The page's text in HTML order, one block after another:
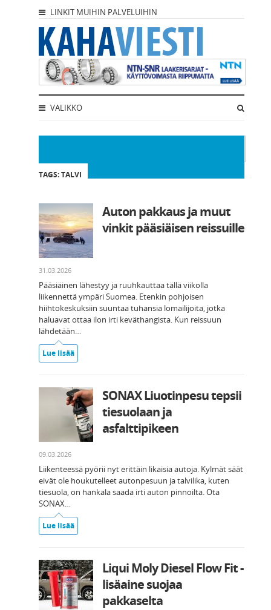
LINKIT MUIHIN PALVELUIHIN
VALIKKO
TAGS: TALVI
Auton pakkaus ja muut
vinkit pääsiäisen reissuille
31.03.2026
Pääsiäinen lähestyy ja ruuhkauttaa tällä viikolla
liikennettä ympäri Suomea. Etenkin pohjoisen
hiihtokeskuksiin suuntaa tuhansia lomailijoita, jotka
haluavat ottaa ilon irti keväthangista. Kun reissuun
lähdetään…
Lue lisää
SONAX Liuotinpesu tepsii
tiesuolaan ja
asfalttipikeen
09.03.2026
Liikenteessä pyörii nyt erittäin likaisia autoja. Kylmät säät
eivät ole houkutelleet autonpesuun ja talvilika, kuten
tiesuola, on hankala saada irti auton pinnoilta. Ota
SONAX…
Lue lisää
Liqui Moly Diesel Flow Fit -
lisäaine suojaa
pakkaselta